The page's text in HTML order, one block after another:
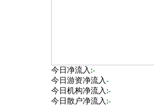
今日净流入:-
今日游资净流入-
今日机构净流入:-
今日散户净流入:-